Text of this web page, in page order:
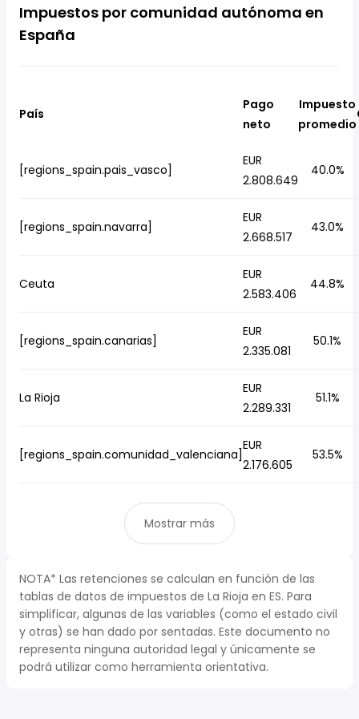
Impuestos por comunidad autónoma en
España
País
Pago
neto
Impuesto
promedio
[regions_spain.pais_vasco]
EUR
2.808.649
40.0%
[regions_spain.navarra]
EUR
2.668.517
43.0%
Ceuta
EUR
2.583.406
44.8%
[regions_spain.canarias]
EUR
2.335.081
50.1%
La Rioja
EUR
2.289.331
51.1%
[regions_spain.comunidad_valenciana]
EUR
2.176.605
53.5%
Mostrar más
NOTA* Las retenciones se calculan en función de las
tablas de datos de impuestos de La Rioja en ES. Para
simplificar, algunas de las variables (como el estado civil
y otras) se han dado por sentadas. Este documento no
representa ninguna autoridad legal y únicamente se
podrá utilizar como herramienta orientativa.